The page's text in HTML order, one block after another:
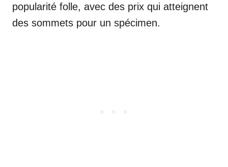
popularité folle, avec des prix qui atteignent
des sommets pour un spécimen.